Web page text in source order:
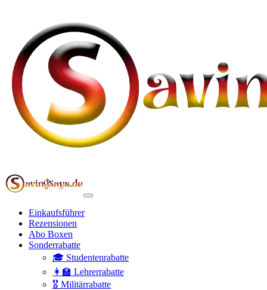
Einkaufsführer
Rezensionen
Abo Boxen
Sonderrabatte
🎓 Studentenrabatte
👩‍🏫 Lehrerrabatte
🎖️ Militärrabatte